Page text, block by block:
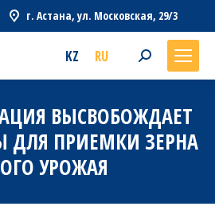
г. Астана, ул. Московская, 29/3
KZ RU Search:
ВЫСВОБОЖДАЕТ
ДЛЯ ПРИЕМКИ ЗЕРНА
УРОЖАЯ